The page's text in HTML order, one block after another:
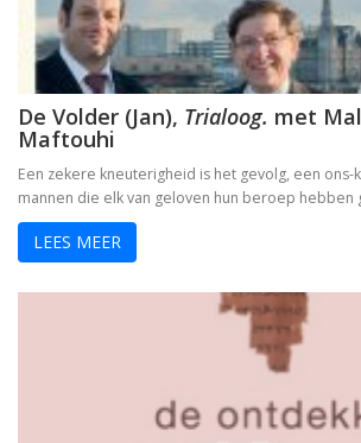
De Volder (Jan), Trialoog. met
Maftouhi
Een zekere kneuterigheid is het gevolg, een
mannen die elk van geloven hun beroep hebben
LEES MEER